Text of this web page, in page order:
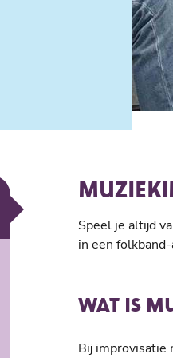
Speel je altijd
in een
WAT IS
Bij improvisatie